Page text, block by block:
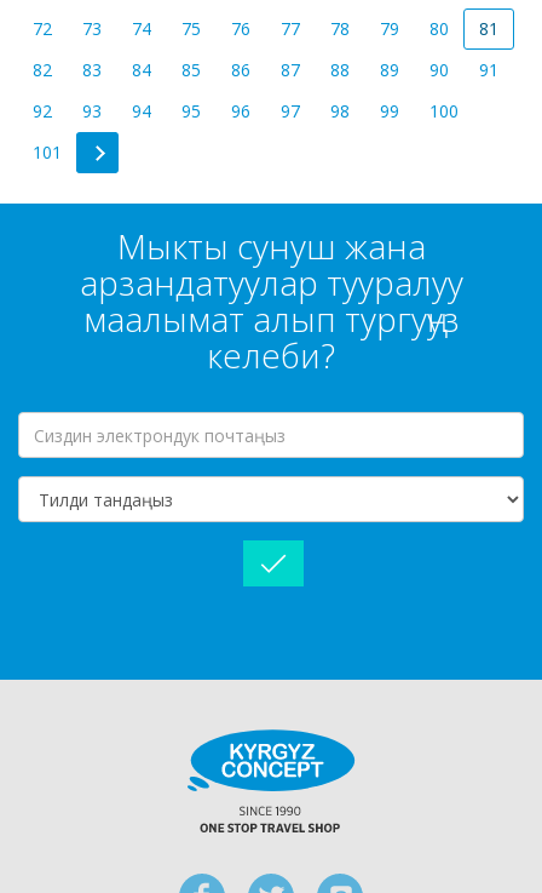
72
73 74 75 76 77 78 79 80
81
82
83 84 85 86 87 88 89 90
91
92
93 94 95 96 97 98 99
100
101
Мыкты сунуш жана
арзандатуулар тууралуу
маалымат алып тургуңуз
келеби?